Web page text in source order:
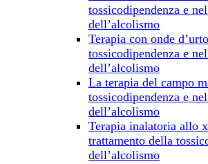
tossicodipendenza e
dell’alcolismo
Terapia con onde
tossicodipendenza e
dell’alcolismo
La terapia del campo
tossicodipendenza e
dell’alcolismo
Terapia inalatoria allo
trattamento della
dell’alcolismo